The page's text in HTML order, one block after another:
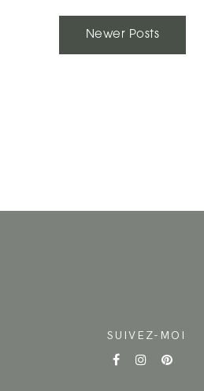
Newer Posts
SUIVEZ-MOI